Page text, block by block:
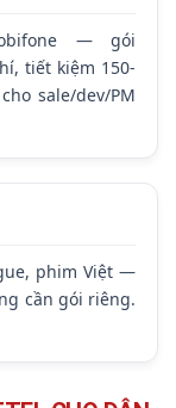
— gói
tiết kiệm 150-
sale/dev/PM
phim Việt —
cần gói riêng.